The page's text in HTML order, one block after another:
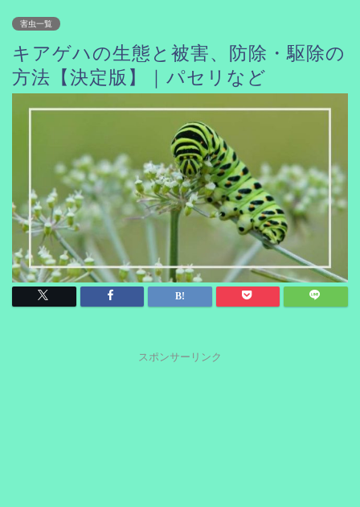
害虫一覧
キアゲハの生態と被害、防除・駆除の
方法【決定版】｜パセリなど
スポンサーリンク